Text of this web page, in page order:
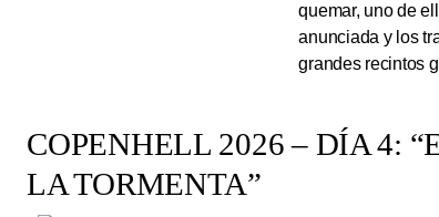
quemar, uno de
anunciada y los
grandes recintos
COPENHELL 2026 – DÍA 4:
LA TORMENTA”